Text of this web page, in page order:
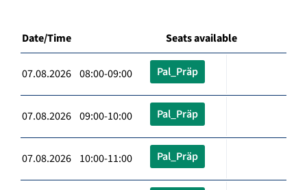
Date/Time Seats available
07.08.2026 08:00-09:00 Pal_Präp
07.08.2026 09:00-10:00 Pal_Präp
07.08.2026 10:00-11:00 Pal_Präp